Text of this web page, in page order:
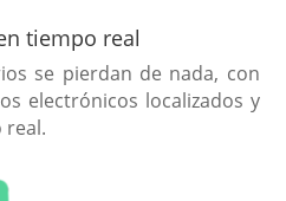
tiempo real
se pierdan de nada, con
electrónicos localizados y
real.